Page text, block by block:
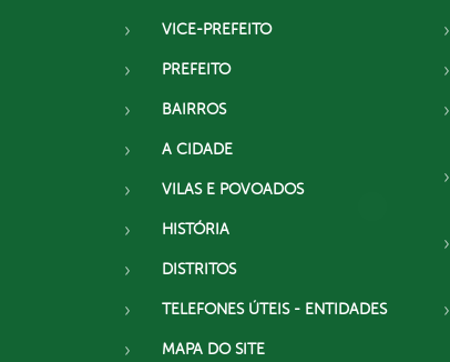
VICE-PREFEITO
PREFEITO
BAIRROS
A CIDADE
VILAS E POVOADOS
HISTÓRIA
DISTRITOS
TELEFONES ÚTEIS - ENTIDADES
MAPA DO SITE